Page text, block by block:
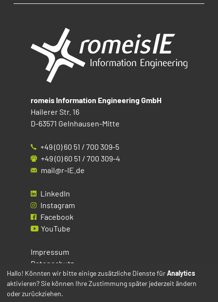
romeis Information Engineering GmbH
Hailerer Str. 16
D-63571 Gelnhausen-Mitte
+49 (0) 60 51 / 700 309-5
+49 (0) 60 51 / 700 309-4
mail@r-IE.de
LinkedIn
Instagram
Facebook
YouTube
Impressum
Datenschutz
Cookies
Hallo! Könnten wir bitte einige zusätzliche Dienste fürAnalytics
aktivieren? Sie können Ihre Zustimmung später jederzeit ändern
oder zurückziehen.